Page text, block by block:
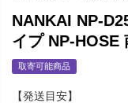
NANKAI NP-
イプ NP-HOSE
取寄可能商品
【発送目安】